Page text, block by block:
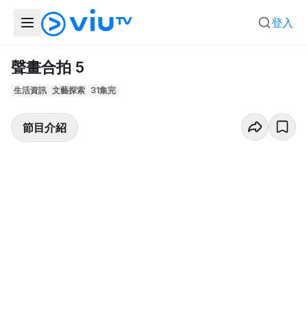
登入
聲畫合拍 5
生活資訊 文藝探索 31集完
節目介紹